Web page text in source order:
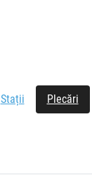
Stații Plecări